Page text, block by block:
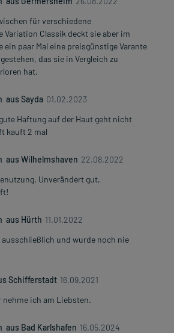
für verschiedene
Variation Classik deckt sie aber im
ein paar Mal eine preisgünstige Varante
das sie in Vergleich zu
hat.
aus Sayda 01.02.2023
Haftung auf der Haut geht nicht
kauft 2 mal
aus Wilhelmshaven 22.08.2022
Unverändert gut,
aus Hürth 11.01.2022
und wurde noch nie
Schifferstadt 16.09.2021
nehme ich am Liebsten.
aus Bad Karlshafen 16.05.2024